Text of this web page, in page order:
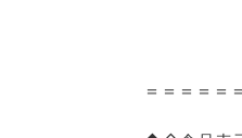
＝＝＝＝＝